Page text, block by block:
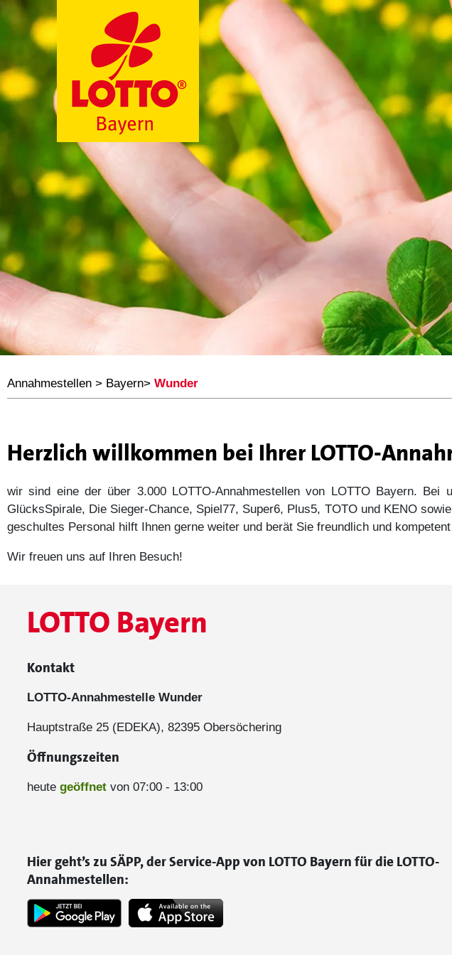
Annahmestellen > Bayern> Wunder
Herzlich willkommen bei Ihrer LOTTO-
wir sind eine der über 3.000 LOTTO-Annahmestellen von LOTTO Bayern. Bei
GlücksSpirale, Die Sieger-Chance, Spiel77, Super6, Plus5, TOTO und KENO
geschultes Personal hilft Ihnen gerne weiter und berät Sie freundlich und
Wir freuen uns auf Ihren Besuch!
LOTTO Bayern
Kontakt
LOTTO-Annahmestelle Wunder
Hauptstraße 25 (EDEKA), 82395 Obersöchering
Öffnungszeiten
heute geöffnet von 07:00 - 13:00
Hier geht’s zu SÄPP, der Service-App von LOTTO Bayern für die LOTTO-
Annahmestellen: